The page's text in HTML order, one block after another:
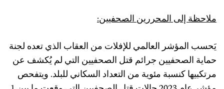
ملاحظة إلى المحررين الصحفيين:
يَحسب المؤشر العالمي للإفلات من العقاب الذي تعده لجنة
حماية الصحفيين جرائم قتل الصحفيين التي لم يُكشف عن
مرتكبيها كنسبة مئوية من التعداد السكاني للبلد. ويتفحص